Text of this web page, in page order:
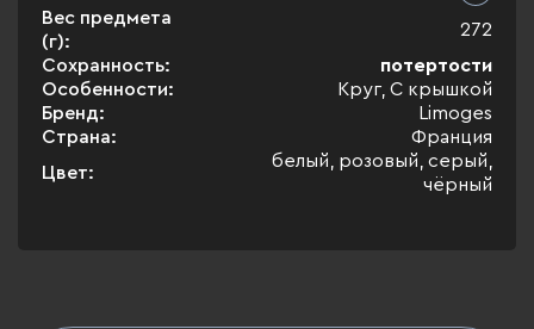
Вес предмета
(г):
272
Сохранность:
потертости
Особенности:
Круг, С крышкой
Бренд:
Limoges
Страна:
Франция
Цвет:
белый, розовый, серый,
чёрный